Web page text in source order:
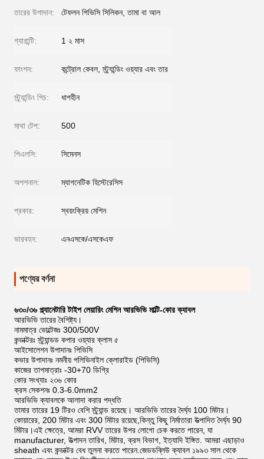
তারের উপাদান: টেফলন পিভিসি সিলিকন, তামা বা আল
গ্যারান্টি: 1 ২ মাস
ফাংশন: কন্ট্রোল কেবল, স্ট্র্যান্ডিং ওয়্যার এবং তার
স্ট্র্যান্ডিং পিচ: ধাপহীন
মাথা টেপ: 500
পিএলসি: সিমেনস
অপশনাল: ম্যাগনেটিক হিস্টেরেসিস
প্রকার: স্বয়ংক্রিয় মেশিন
ভারবহন: এনএসকে/এসকেএফ
পণ্যের বর্ণনা
৬৩০/৩৬ প্ল্যানেটারি টাইপ লেয়ারিং মেশিন আরভিভি মাল্টি-কোর ক্যাবল
আরভিভি তারের বৈশিষ্ট্য।
নামমাত্র ভোল্টেজঃ 300/500V
কন্ডাক্টরঃ স্ট্র্যান্ডড কপার ওয়্যার ক্লাস ৫
আইসোলেশন উপাদানঃ পিভিসি
কভার উপাদানঃ নমনীয় পলিভিনাইল ক্লোরাইড (পিভিসি)
কাজের তাপমাত্রাঃ -30+70 ডিগ্রি
কোর সংখ্যাঃ ২৩৬ কোর
ক্রস সেকশনঃ 0.3-6.0mm2
আরভিভি ক্যাবলকে আলাদা করার পদ্ধতি
তামার তারের 19 টিরও বেশি স্ট্র্যান্ড রয়েছে। আরভিভি তারের দৈর্ঘ্য 100 মিটার।
কোয়ারের, 200 মিটার এবং 300 মিটার রয়েছে,কিন্তু কিছু নির্মাতারা উত্পাদিত দৈর্ঘ্য 90
মিটার।এই ক্ষেত্রে, আমরা RVV তারের উপর লোগো চেক করতে পারেন, যা
manufacturer, উত্পাদন তারিখ, মিটার, ক্রস বিভাগ, ইত্যাদি ইঙ্গিত. আমরা এছাড়াও
sheath এবং কন্ডাক্টর বেধ তুলনা করতে পারেন.জেডডব্লিউ ক্যাবল ১৯৯৩ সাল থেকে